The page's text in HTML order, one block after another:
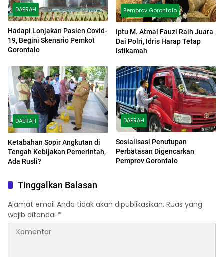
DAERAH
Hadapi Lonjakan Pasien Covid-
19, Begini Skenario Pemkot
Gorontalo
Pemprov Gorontalo
Iptu M. Atmal Fauzi Raih Juara
Dai Polri, Idris Harap Tetap
Istikamah
DAERAH
Ketabahan Sopir Angkutan di
Tengah Kebijakan Pemerintah,
Ada Rusli?
DAERAH
Sosialisasi Penutupan
Perbatasan Digencarkan
Pemprov Gorontalo
Tinggalkan Balasan
Alamat email Anda tidak akan dipublikasikan. Ruas yang
wajib ditandai *